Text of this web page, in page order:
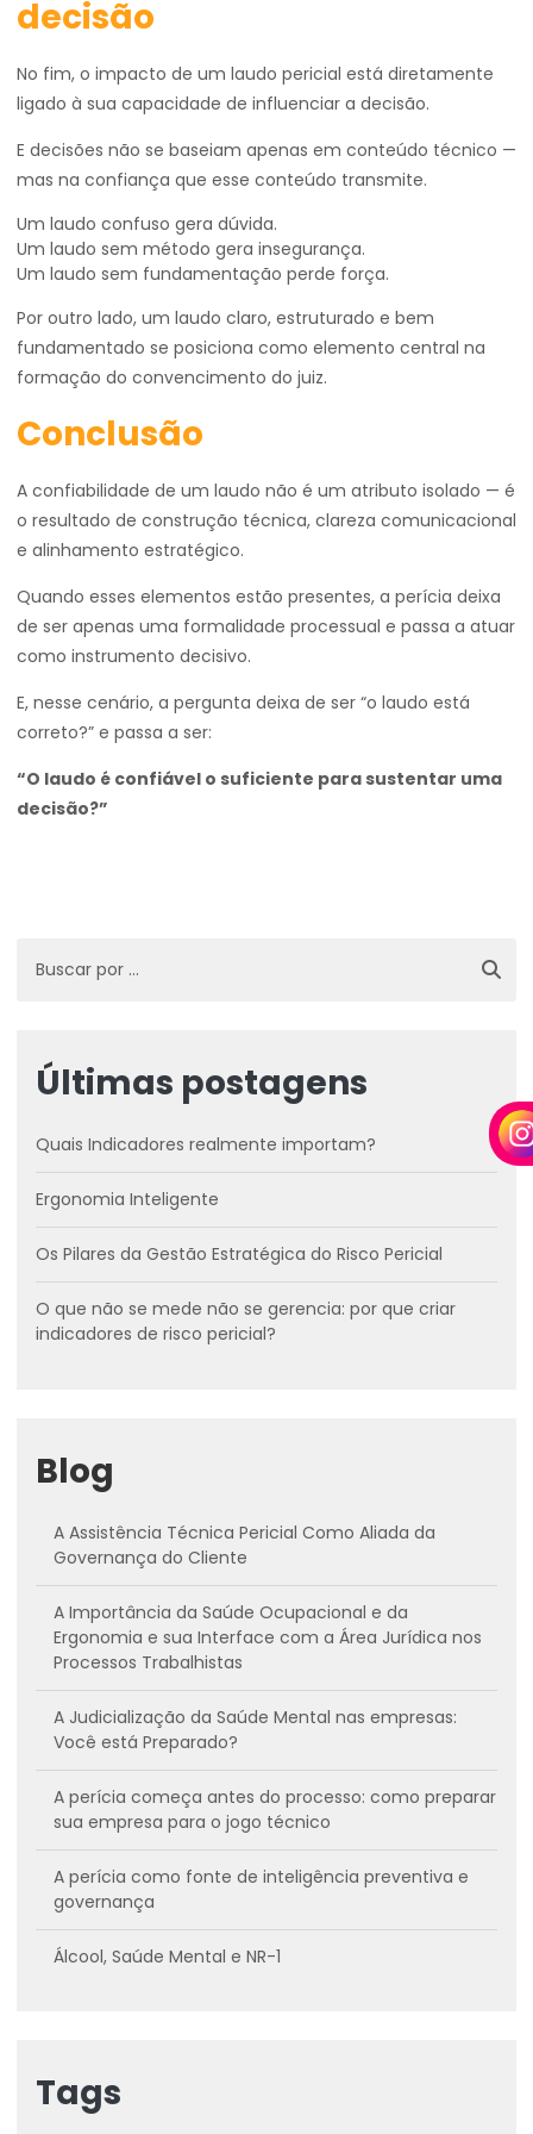
decisão
No fim, o impacto de um laudo pericial está diretamente
ligado à sua capacidade de influenciar a decisão.
E decisões não se baseiam apenas em conteúdo técnico —
mas na confiança que esse conteúdo transmite.
Um laudo confuso gera dúvida.
Um laudo sem método gera insegurança.
Um laudo sem fundamentação perde força.
Por outro lado, um laudo claro, estruturado e bem
fundamentado se posiciona como elemento central na
formação do convencimento do juiz.
Conclusão
A confiabilidade de um laudo não é um atributo isolado — é
o resultado de construção técnica, clareza comunicacional
e alinhamento estratégico.
Quando esses elementos estão presentes, a perícia deixa
de ser apenas uma formalidade processual e passa a atuar
como instrumento decisivo.
E, nesse cenário, a pergunta deixa de ser “o laudo está
correto?” e passa a ser:
“O laudo é confiável o suficiente para sustentar uma
decisão?”
Últimas postagens
Quais Indicadores realmente importam?
Ergonomia Inteligente
Os Pilares da Gestão Estratégica do Risco Pericial
O que não se mede não se gerencia: por que criar
indicadores de risco pericial?
Blog
A Assistência Técnica Pericial Como Aliada da
Governança do Cliente
A Importância da Saúde Ocupacional e da
Ergonomia e sua Interface com a Área Jurídica nos
Processos Trabalhistas
A Judicialização da Saúde Mental nas empresas:
Você está Preparado?
A perícia começa antes do processo: como preparar
sua empresa para o jogo técnico
A perícia como fonte de inteligência preventiva e
governança
Álcool, Saúde Mental e NR-1
Assistência Técnica Pericial como Estratégia de ESG
Tags